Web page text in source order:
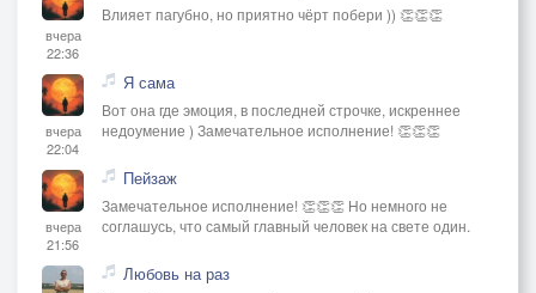
вчера
22:36
Влияет пагубно, но приятно чёрт побери )) 👏👏👏
вчера
22:04
Я сама
Вот она где эмоция, в последней строчке, искреннее
недоумение ) Замечательное исполнение! 👏👏👏
вчера
21:56
Пейзаж
Замечательное исполнение! 👏👏👏 Но немного не
соглашусь, что самый главный человек на свете один.
Любовь на раз